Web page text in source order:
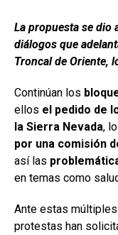
La propuesta se dio
diálogos que
Troncal de Oriente,
Continúan los
ellos el pedido de
la Sierra Nevada,
por una comisión
así las
en temas como
Ante estas
protestas han